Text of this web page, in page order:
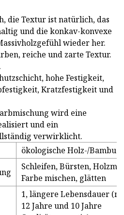
die Textur ist natürlich, das
und die konkav-konvexe
wieder her.
reiche und zarte Textur.
hohe Festigkeit,
Kratzfestigkeit und
wird eine
und ein
verwirklicht.
ökologische Holz-/
Schleifen, Bürsten,
Farbe mischen, glätten
1, längere Lebensdauer
12 Jahre und 10 Jahre